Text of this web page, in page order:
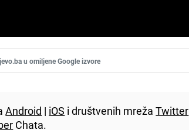
u omiljene Google izvore
Android | iOS i društvenih mrežaTwitter
Chata.